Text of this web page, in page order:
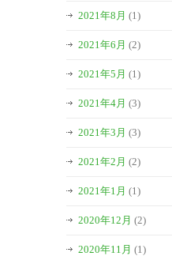
2021年8月 (1)
2021年6月 (2)
2021年5月 (1)
2021年4月 (3)
2021年3月 (3)
2021年2月 (2)
2021年1月 (1)
2020年12月 (2)
2020年11月 (1)